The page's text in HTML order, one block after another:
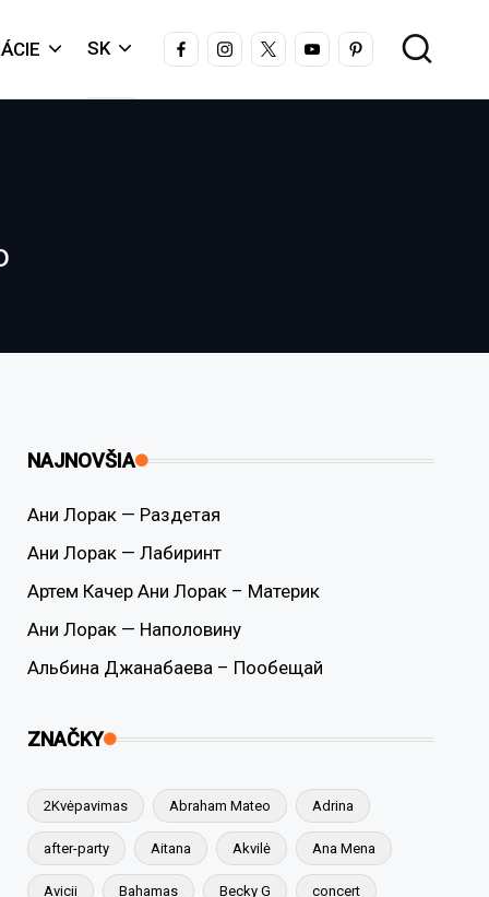
SK FACEBOOKINSTAGRAM
X YOUTUBEPINTEREST
NAJNOVŠIA
Ани Лорак — Раздетая
Ани Лорак — Лабиринт
Артем Качер Ани Лорак – Материк
Ани Лорак — Наполовину
Альбина Джанабаева – Пообещай
ZNAČKY
2Kvėpavimas Abraham Mateo Adrina
after-party Aitana Akvilė Ana Mena
Avicii Bahamas Becky G concert